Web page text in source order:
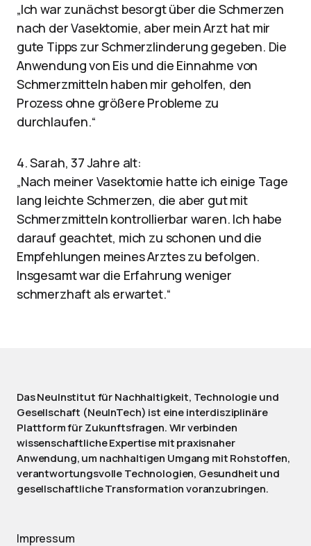
„Ich war zunächst besorgt über die Schmerzen
nach der Vasektomie, aber mein Arzt hat mir
gute Tipps zur Schmerzlinderung gegeben. Die
Anwendung von Eis und die Einnahme von
Schmerzmitteln haben mir geholfen, den
Prozess ohne größere Probleme zu
durchlaufen.“
4. Sarah, 37 Jahre alt:
„Nach meiner Vasektomie hatte ich einige Tage
lang leichte Schmerzen, die aber gut mit
Schmerzmitteln kontrollierbar waren. Ich habe
darauf geachtet, mich zu schonen und die
Empfehlungen meines Arztes zu befolgen.
Insgesamt war die Erfahrung weniger
schmerzhaft als erwartet.“
Das NeuInstitut für Nachhaltigkeit, Technologie und
Gesellschaft (NeuInTech) ist eine interdisziplinäre
Plattform für Zukunftsfragen. Wir verbinden
wissenschaftliche Expertise mit praxisnaher
Anwendung, um nachhaltigen Umgang mit Rohstoffen,
verantwortungsvolle Technologien, Gesundheit und
gesellschaftliche Transformation voranzubringen.
Impressum